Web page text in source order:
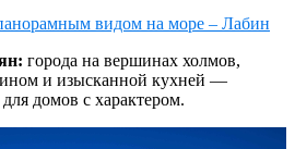
видом на море – Лабин
города на вершинах холмов,
и изысканной кухней —
домов с характером.